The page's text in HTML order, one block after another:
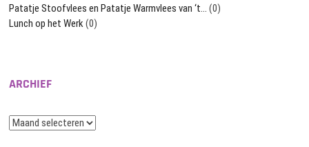
Patatje Stoofvlees en Patatje Warmvlees van ‘t…
(0)
Lunch op het Werk (0)
ARCHIEF
Archief